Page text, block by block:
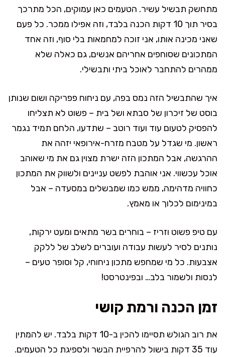
מתחשק תבשיל עשיר. הטעמים כאן עמוקים, הכל מתרכך
בסיר תוך 10 דקות הכנה בלבד, וזה אפילו ממכר. כל פעם
שאני מכינה אותו, אני זוכה למחמאות בלי סוף, וזה אחד
המתכונים שסוחפים אחריהם אנשים, גם כאלה שלא
ממהרים להתחבר לאוכל ביתי ותבשילי.
איך שהתבשיל הזה נמס בפה, עם ניחוח פפריקה ושום שנותן
בוסט של זיכרון של סבתא ושל בית – פשוט לא תצליחו
להפסיק לטעום עוד ועוד רוטב – שתדעו, הלחם תמיד נגמר
ראשון. מי שגדל על מטבח מזרח-אירופאי יזהה את
ההרגשה, אבל המתכון הזה ישרת מצוין גם את מי שאוהב
אוכל עכשווי. אני אוהבת לפשט עניינים ולשווק את המתכון
כחוויה מדהימה, ממש כמו שמבשלים במסעדה – אבל
במינימום לכלוך או מאמץ.
עם טיפ פשוט וזריז – בוחרים בשר מתאים ומעט ירקות,
נותנים לסיר לעשות עבודה ועוברים לשלב של ללקק
אצבעות. כל מי שמחפש מתכון ניחוחי, קל וסופר טעים –
לנסות ולשמור בלב… ובפינטרסט!
זמן הכנה ורמת קושי
את רוב הגולש תסיימו להכין ב-10 דקות בלבד. יש להמתין
עוד 35 דקות בישול להרפיית הבשר ולספיגת כל הטעמים.